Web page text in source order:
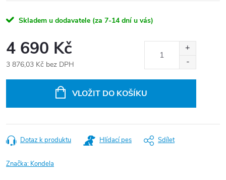
Skladem u dodavatele (za 7-14 dní u vás)
4 690 Kč
3 876,03 Kč bez DPH
VLOŽIT DO KOŠÍKU
Dotaz k produktu Hlídací pes Sdílet
Značka: Kondela